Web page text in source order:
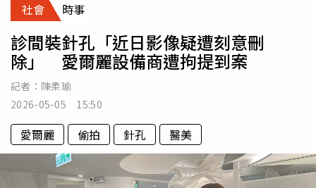
社會 時事
診間裝針孔「近日影像疑遭刻意刪
除」 愛爾麗設備商遭拘提到案
記者： 陳柔瑜
2026-05-05 15:50
愛爾麗 偷拍 針孔 醫美